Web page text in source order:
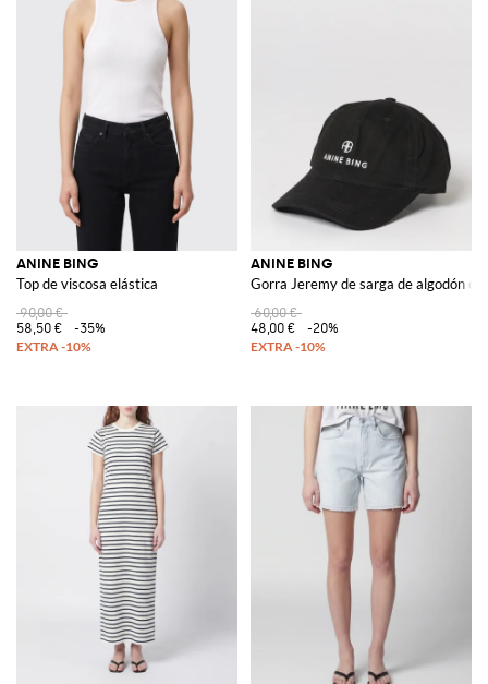
ANINE BING
Top de viscosa elástica
90,00 €
58,50 €
-35%
ANINE BING
Gorra Jeremy de sarga de algodón
60,00 €
48,00 €
-20%